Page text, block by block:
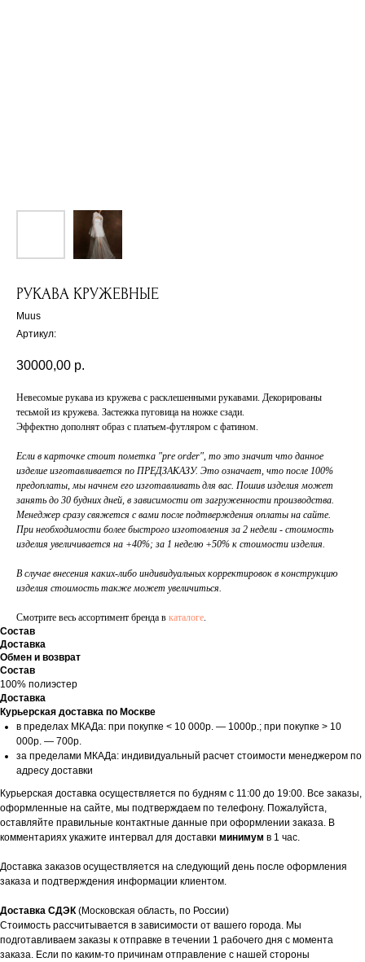
РУКАВА КРУЖЕВНЫЕ
Muus
Артикул:
30000,00 р.
Невесомые рукава из кружева с расклешенными рукавами. Декорированы
тесьмой из кружева. Застежка пуговица на ножке сзади.
Эффектно дополнят образ с платьем-футляром с фатином.
Если в карточке стоит пометка "pre order", то это значит что данное
изделие изготавливается по ПРЕДЗАКАЗУ. Это означает, что после 100%
предоплаты, мы начнем его изготавливать для вас. Пошив изделия может
занять до 30 будних дней, в зависимости от загруженности производства.
Менеджер сразу свяжется с вами после подтверждения оплаты на сайте.
При необходимости более быстрого изготовления за 2 недели - стоимость
изделия увеличивается на +40%; за 1 неделю +50% к стоимости изделия.
В случае внесения каких-либо индивидуальных корректировок в конструкцию
изделия стоимость также может увеличиться.
Смотрите весь ассортимент бренда в каталоге.
Состав
Доставка
Обмен и возврат
Состав
100% полиэстер
Доставка
Курьерская доставка по Москве
в пределах МКАДа: при покупке < 10 000р. — 1000р.; при покупке > 10
000р. — 700р.
за пределами МКАДа: индивидуальный расчет стоимости менеджером по
адресу доставки
Курьерская доставка осуществляется по будням с 11:00 до 19:00. Все заказы,
оформленные на сайте, мы подтверждаем по телефону. Пожалуйста,
оставляйте правильные контактные данные при оформлении заказа. В
комментариях укажите интервал для доставки минимум в 1 час.
Доставка заказов осуществляется на следующий день после оформления
заказа и подтверждения информации клиентом.
Доставка СДЭК(Московская область, по России)
Стоимость рассчитывается в зависимости от вашего города. Мы
подготавливаем заказы к отправке в течении 1 рабочего дня с момента
заказа. Если по каким-то причинам отправление с нашей стороны